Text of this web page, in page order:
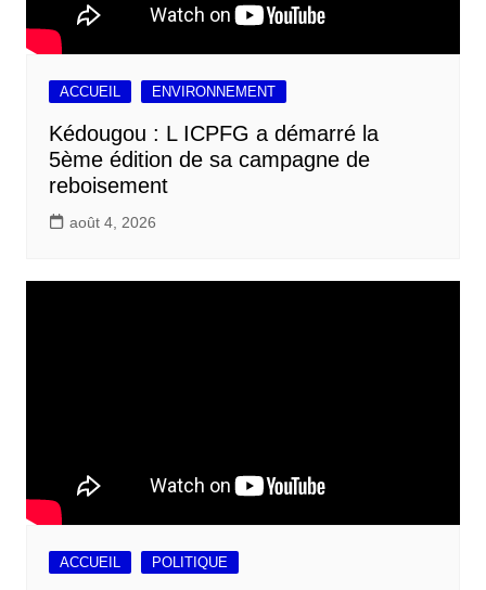
ACCUEIL ENVIRONNEMENT
Kédougou : L ICPFG a démarré la
5ème édition de sa campagne de
reboisement
août 4, 2026
ACCUEIL POLITIQUE